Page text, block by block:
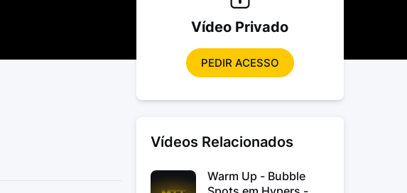
Vídeo Privado
PEDIR ACESSO
Vídeos Relacionados
Warm Up - Bubble